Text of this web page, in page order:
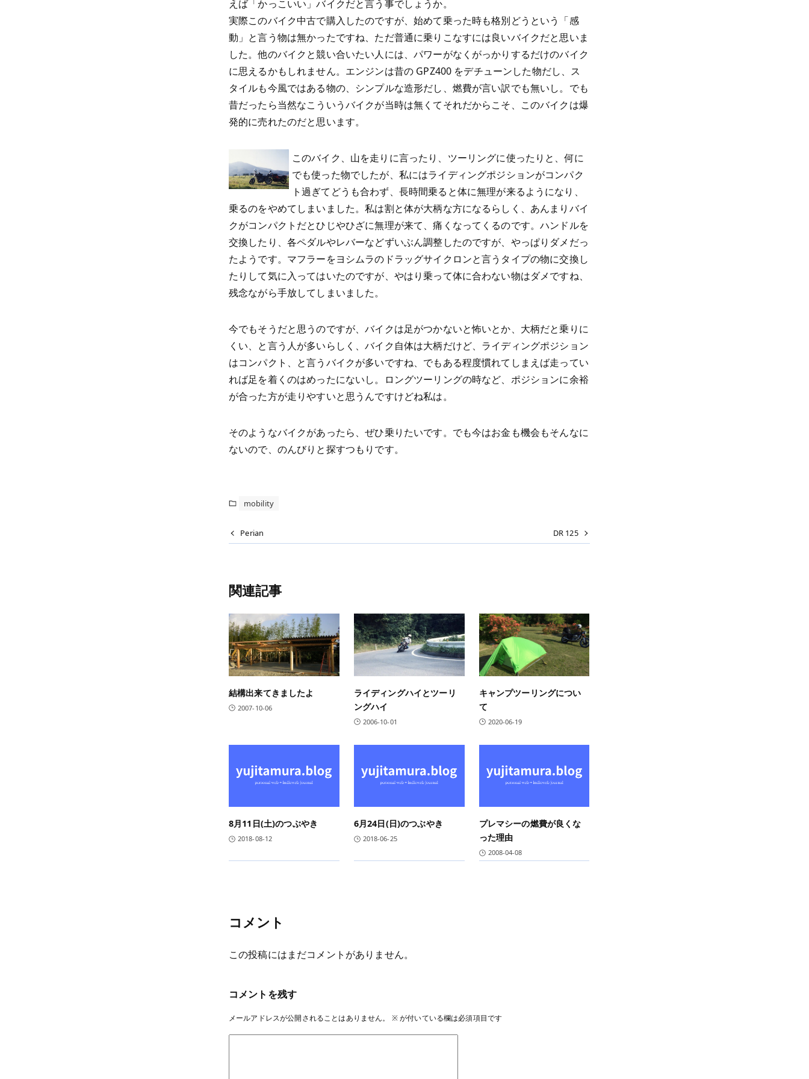
えば「かっこいい」バイクだと言う事でしょうか。
実際このバイク中古で購入したのですが、始めて乗った時も格別どうという「感
動」と言う物は無かったですね、ただ普通に乗りこなすには良いバイクだと思いま
した。他のバイクと競い合いたい人には、パワーがなくがっかりするだけのバイク
に思えるかもしれません。エンジンは昔の GPZ400 をデチューンした物だし、ス
タイルも今風ではある物の、シンプルな造形だし、燃費が言い訳でも無いし。でも
昔だったら当然なこういうバイクが当時は無くてそれだからこそ、このバイクは爆
発的に売れたのだと思います。
このバイク、山を走りに言ったり、ツーリングに使ったりと、何に
でも使った物でしたが、私にはライディングポジションがコンパク
ト過ぎてどうも合わず、長時間乗ると体に無理が来るようになり、
乗るのをやめてしまいました。私は割と体が大柄な方になるらしく、あんまりバイ
クがコンパクトだとひじやひざに無理が来て、痛くなってくるのです。ハンドルを
交換したり、各ペダルやレバーなどずいぶん調整したのですが、やっぱりダメだっ
たようです。マフラーをヨシムラのドラッグサイクロンと言うタイプの物に交換し
たりして気に入ってはいたのですが、やはり乗って体に合わない物はダメですね、
残念ながら手放してしまいました。
今でもそうだと思うのですが、バイクは足がつかないと怖いとか、大柄だと乗りに
くい、と言う人が多いらしく、バイク自体は大柄だけど、ライディングポジション
はコンパクト、と言うバイクが多いですね、でもある程度慣れてしまえば走ってい
れば足を着くのはめったにないし。ロングツーリングの時など、ポジションに余裕
が合った方が走りやすいと思うんですけどね私は。
そのようなバイクがあったら、ぜひ乗りたいです。でも今はお金も機会もそんなに
ないので、のんびりと探すつもりです。
mobility
Perian DR 125
関連記事
結構出来てきましたよ
2007-10-06
ライディングハイとツーリ
ングハイ
2006-10-01
キャンプツーリングについ
て
2020-06-19
8月11日(土)のつぶやき
2018-08-12
6月24日(日)のつぶやき
2018-06-25
プレマシーの燃費が良くな
った理由
2008-04-08
コメント
この投稿にはまだコメントがありません。
コメントを残す
メールアドレスが公開されることはありません。 ※が付いている欄は必須項目です